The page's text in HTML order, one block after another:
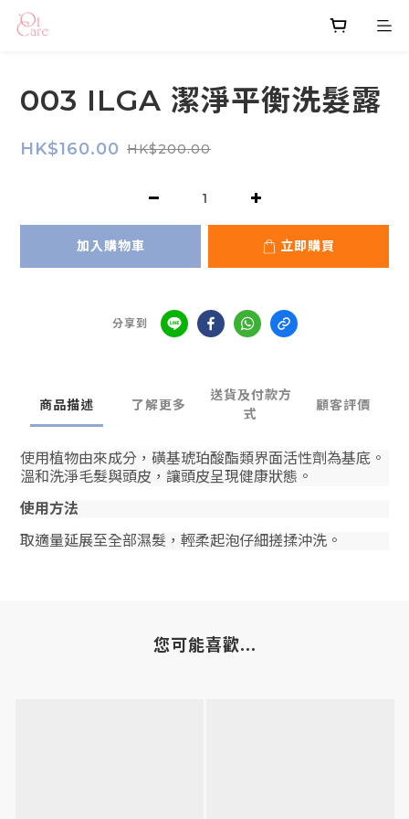
003 ILGA 潔淨平衡洗髮露
HK$160.00 HK$200.00
加入購物車 立即購買
分享到
商品描述 了解更多
送貨及付款方
式
顧客評價
使用植物由來成分，磺基琥珀酸酯類界面活性劑為基底。
溫和洗淨毛髮與頭皮，讓頭皮呈現健康狀態。
使用方法
取適量延展至全部濕髮，輕柔起泡仔細搓揉沖洗。
您可能喜歡...